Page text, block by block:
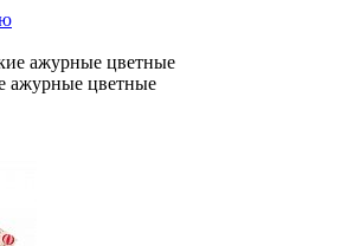
ажурные цветные